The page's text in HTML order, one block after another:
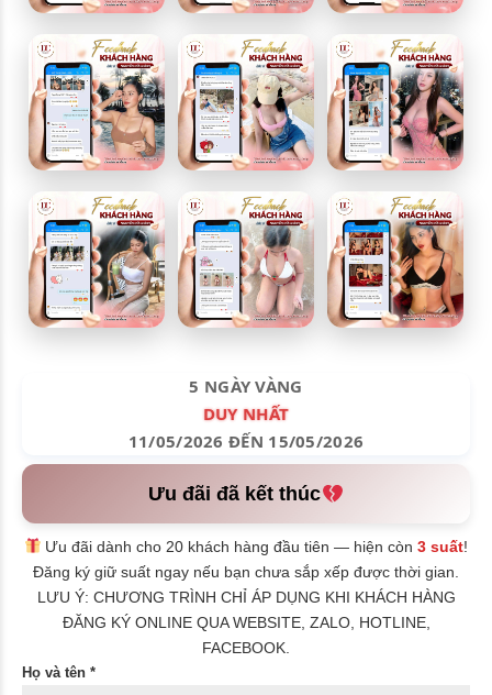
5 NGÀY VÀNG
DUY NHẤT
11/05/2026 ĐẾN 15/05/2026
Ưu đãi đã kết thúc
Ưu đãi dành cho 20 khách hàng đầu tiên — hiện còn3 suất!
Đăng ký giữ suất ngay nếu bạn chưa sắp xếp được thời gian.
LƯU Ý: CHƯƠNG TRÌNH CHỈ ÁP DỤNG KHI KHÁCH HÀNG
ĐĂNG KÝ ONLINE QUA WEBSITE, ZALO, HOTLINE,
FACEBOOK.
Họ và tên *